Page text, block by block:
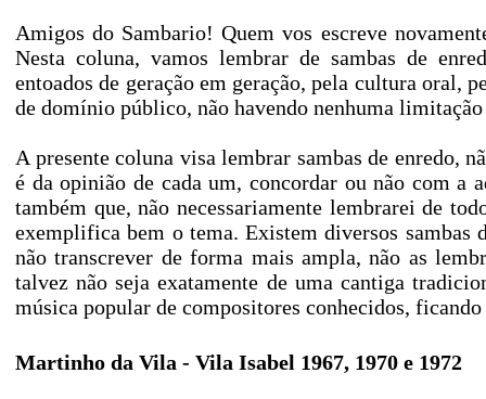
Amigos do Sambario! Quem vos escreve
Nesta coluna, vamos lembrar de sambas de
entoados de geração em geração, pela cultura oral,
de domínio público, não havendo nenhuma
A presente coluna visa lembrar sambas de enredo,
é da opinião de cada um, concordar ou não com a
também que, não necessariamente lembrarei de
exemplifica bem o tema. Existem diversos sambas
não transcrever de forma mais ampla, não as
talvez não seja exatamente de uma cantiga
música popular de compositores conhecidos,
Martinho da Vila - Vila Isabel 1967, 1970 e 1972